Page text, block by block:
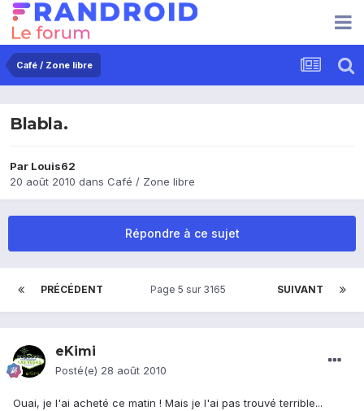
Café / Zone libre
Blabla.
Par Louis62
20 août 2010 dans Café / Zone libre
Répondre à ce sujet
PRÉCÉDENT SUIVANT
Page 5 sur 3165
eKimi
Posté(e) 28 août 2010
Ouai, je l'ai acheté ce matin ! Mais je l'ai pas trouvé terrible...